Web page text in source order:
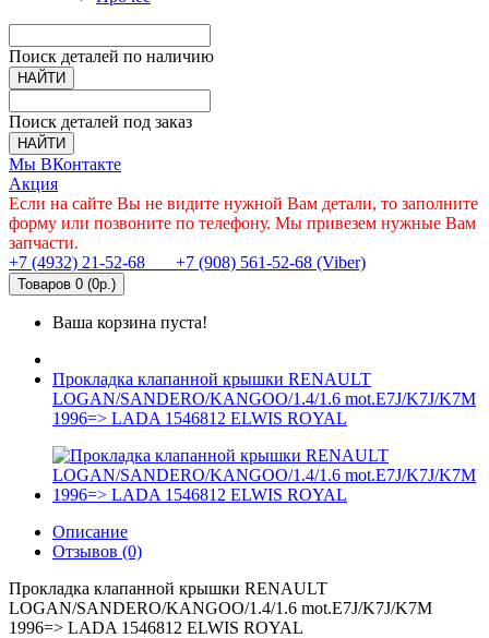
Поиск деталей по наличию
НАЙТИ
Поиск деталей под заказ
НАЙТИ
Мы ВКонтакте
Акция
Если на сайте Вы не видите нужной Вам детали, то заполните
форму или позвоните по телефону. Мы привезем нужные Вам
запчасти.
+7 (4932) 21-52-68
+7 (908) 561-52-68 (Viber)
Товаров 0 (0р.)
Ваша корзина пуста!
Прокладка клапанной крышки RENAULT
LOGAN/SANDERO/KANGOO/1.4/1.6 mot.E7J/K7J/K7M
1996=> LADA 1546812 ELWIS ROYAL
Описание
Отзывов (0)
Прокладка клапанной крышки RENAULT
LOGAN/SANDERO/KANGOO/1.4/1.6 mot.E7J/K7J/K7M
1996=> LADA 1546812 ELWIS ROYAL